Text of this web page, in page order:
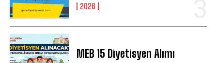
2026
MEB 15 Diyetisyen Alımı